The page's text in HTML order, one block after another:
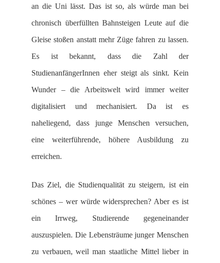
an die Uni lässt. Das ist so, als würde man bei
chronisch überfüllten Bahnsteigen Leute auf die
Gleise stoßen anstatt mehr Züge fahren zu lassen.
Es ist bekannt, dass die Zahl der
StudienanfängerInnen eher steigt als sinkt. Kein
Wunder – die Arbeitswelt wird immer weiter
digitalisiert und mechanisiert. Da ist es
naheliegend, dass junge Menschen versuchen,
eine weiterführende, höhere Ausbildung zu
erreichen.
Das Ziel, die Studienqualität zu steigern, ist ein
schönes – wer würde widersprechen? Aber es ist
ein Irrweg, Studierende gegeneinander
auszuspielen. Die Lebensträume junger Menschen
zu verbauen, weil man staatliche Mittel lieber in